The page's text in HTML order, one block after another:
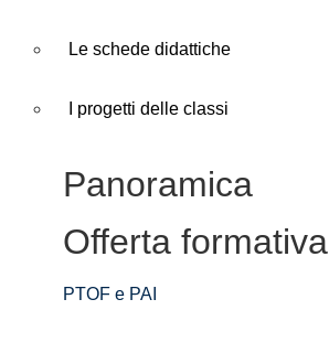
Le schede didattiche
I progetti delle classi
Panoramica
Offerta formativa
PTOF e PAI